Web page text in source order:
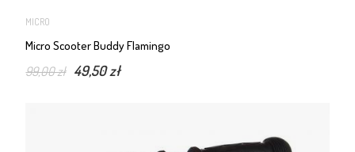
MICRO
Micro Scooter Buddy Flamingo
99,00 zł 49,50 zł